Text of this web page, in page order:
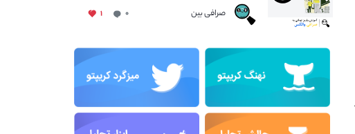
صرافی بین ۰ ۱